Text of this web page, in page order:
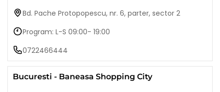
Bd. Pache Protopopescu, nr. 6, parter, sector 2
Program: L-S 09:00- 19:00
0722466444
Bucuresti - Baneasa Shopping City